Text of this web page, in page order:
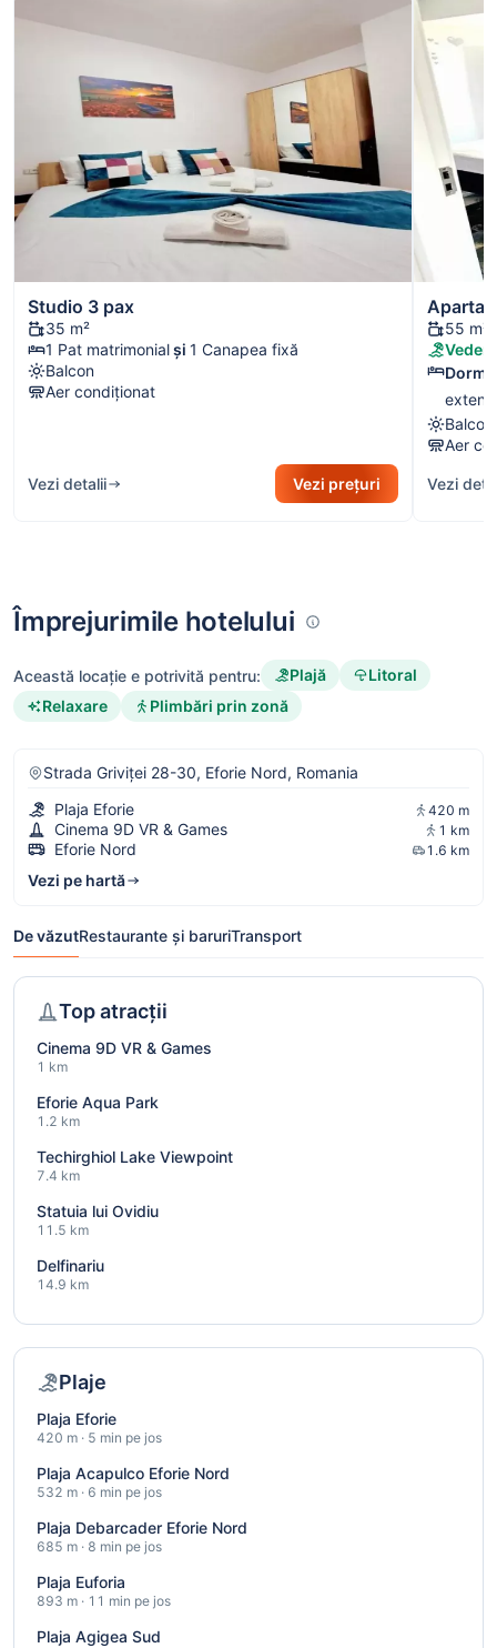
Studio 3 pax
35 m²
1 Pat matrimonialși 1 Canapea fixă
Balcon
Aer condiționat
Vezi detalii Vezi prețuri
55 m²
Balcon
Aer
Vezi
Împrejurimile hotelului
Această locație e potrivită pentru: Plajă
Litoral
Relaxare
Plimbări prin zonă
Strada Griviței 28-30, Eforie Nord, Romania
Plaja Eforie
420 m
Cinema 9D VR & Games 1 km
Eforie Nord 1.6 km
Vezi pe hartă
De văzutRestaurante și baruriTransport
Top atracții
Cinema 9D VR & Games
1 km
Eforie Aqua Park
1.2 km
Techirghiol Lake Viewpoint
7.4 km
Statuia lui Ovidiu
11.5 km
Delfinariu
14.9 km
Plaje
Plaja Eforie
420 m · 5 min pe jos
Plaja Acapulco Eforie Nord
532 m · 6 min pe jos
Plaja Debarcader Eforie Nord
685 m · 8 min pe jos
Plaja Euforia
893 m · 11 min pe jos
Plaja Agigea Sud